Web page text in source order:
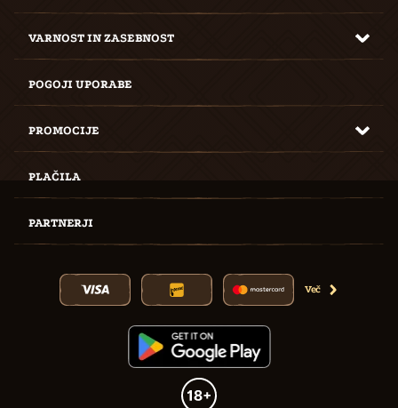
VARNOST IN ZASEBNOST
POGOJI UPORABE
PROMOCIJE
PLAČILA
PARTNERJI
Več